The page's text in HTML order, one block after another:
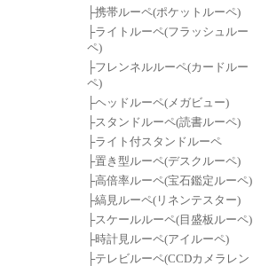
├携帯ルーペ(ポケットルーペ)
├ライトルーペ(フラッシュルー
ペ)
├フレンネルルーペ(カードルー
ペ)
├ヘッドルーペ(メガビュー)
├スタンドルーペ(読書ルーペ)
├ライト付スタンドルーペ
├置き型ルーペ(デスクルーペ)
├高倍率ルーペ(宝石鑑定ルーペ)
├縞見ルーペ(リネンテスター)
├スケールルーペ(目盛板ルーペ)
├時計見ルーペ(アイルーペ)
├テレビルーペ(CCDカメラレン